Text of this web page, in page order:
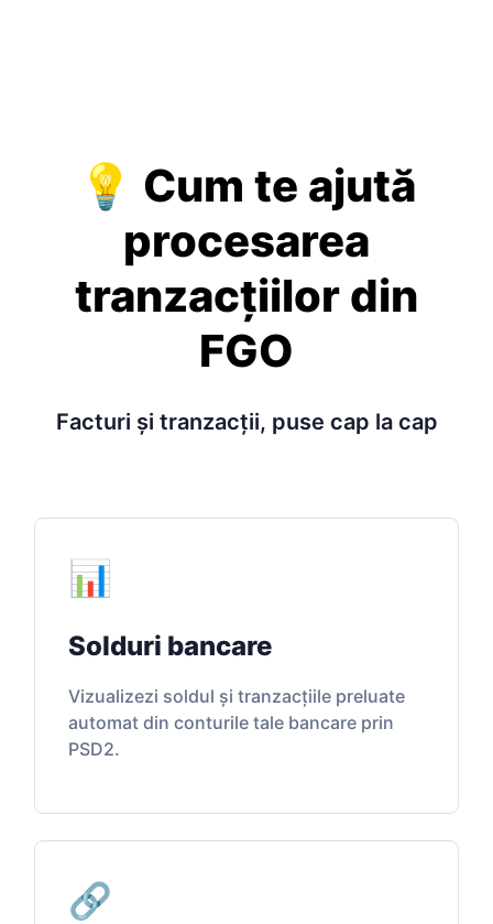
💡 Cum te ajută
procesarea
tranzacțiilor din
FGO
Facturi și tranzacții, puse cap la cap
📊
Solduri bancare
Vizualizezi soldul și tranzacțiile preluate
automat din conturile tale bancare prin
PSD2.
🔗